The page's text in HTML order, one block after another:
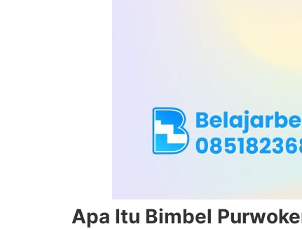
Apa Itu Bimbel